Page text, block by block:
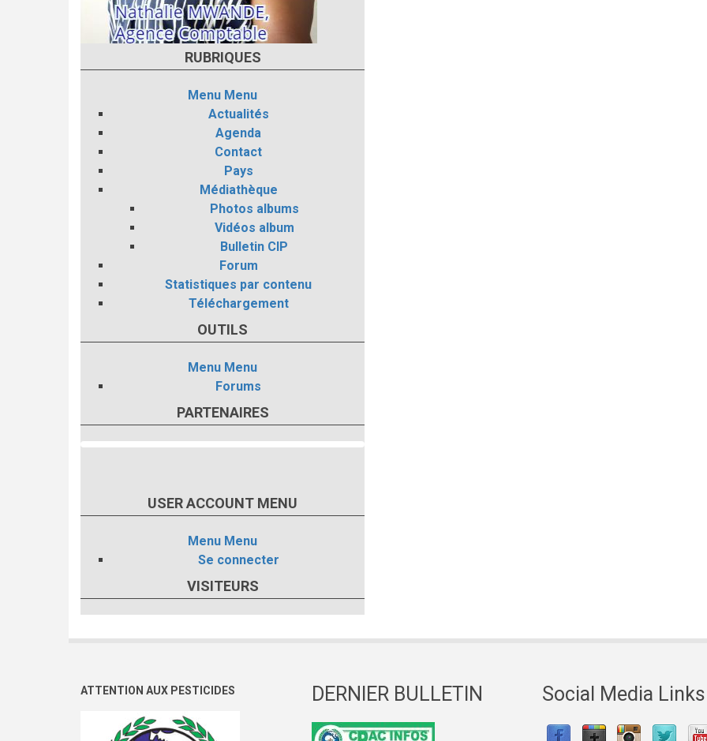
RUBRIQUES
Menu Menu
Actualités
Agenda
Contact
Pays
Médiathèque
Photos albums
Vidéos album
Bulletin CIP
Forum
Statistiques par contenu
Téléchargement
OUTILS
Menu Menu
Forums
PARTENAIRES
USER ACCOUNT MENU
Menu Menu
Se connecter
VISITEURS
ATTENTION AUX PESTICIDES DERNIER BULLETIN Social Media Links